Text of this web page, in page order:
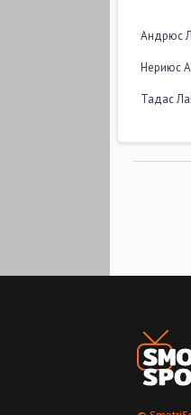
Андрюс
Нериюс
Тадас